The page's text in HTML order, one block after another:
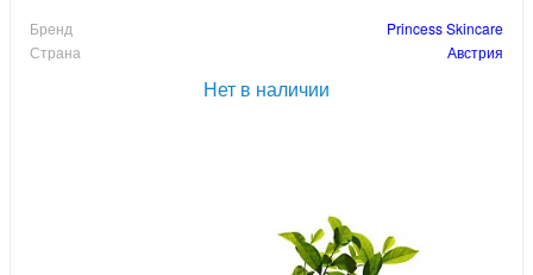
Бренд
Princess Skincare
Страна
Австрия
Нет в наличии